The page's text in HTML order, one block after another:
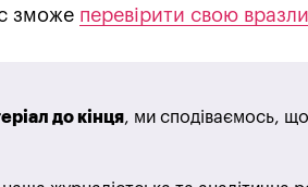
зможе перевірити свою
до кінця, ми сподіваємось,